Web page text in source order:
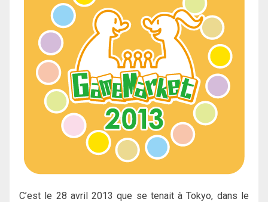
C’est le 28 avril 2013 que se tenait à Tokyo, dans le